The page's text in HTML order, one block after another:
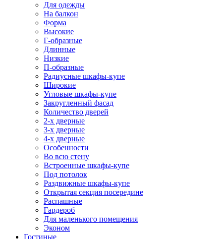
Для одежды
На балкон
Форма
Высокие
Г-образные
Длинные
Низкие
П-образные
Радиусные шкафы-купе
Широкие
Угловые шкафы-купе
Закругленный фасад
Количество дверей
2-х дверные
3-х дверные
4-х дверные
Особенности
Во всю стену
Встроенные шкафы-купе
Под потолок
Раздвижные шкафы-купе
Открытая секция посередине
Распашные
Гардероб
Для маленького помещения
Эконом
Гостиные